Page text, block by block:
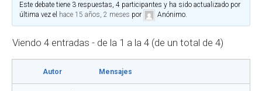
Este debate tiene 3 respuestas, 4 participantes y ha sido actualizado por
última vez el hace 15 años, 2 meses por Anónimo.
Viendo 4 entradas - de la 1 a la 4 (de un total de 4)
Autor Mensajes